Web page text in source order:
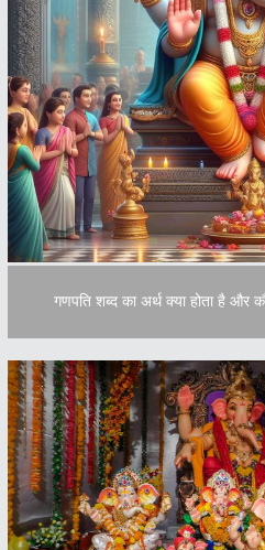
गणपति शब्द का अर्थ क्या होता है और